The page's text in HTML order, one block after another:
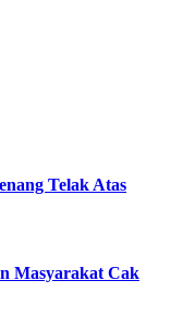
Telak Atas
Masyarakat Cak